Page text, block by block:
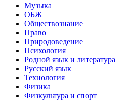
Музыка
ОБЖ
Обществознание
Право
Природоведение
Психология
Родной язык и литература
Русский язык
Технология
Физика
Физкультура и спорт